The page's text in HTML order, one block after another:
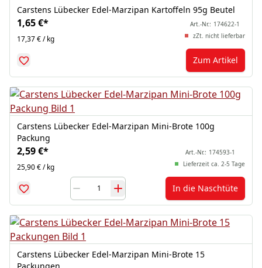
Carstens Lübecker Edel-Marzipan Kartoffeln 95g Beutel
1,65 €*
17,37 € / kg
Art.-Nr.: 174622-1
zZt. nicht lieferbar
Zum Artikel
Carstens Lübecker Edel-Marzipan Mini-Brote 100g
Packung
2,59 €*
25,90 € / kg
Art.-Nr.: 174593-1
Lieferzeit ca. 2-5 Tage
In die Naschtüte
Carstens Lübecker Edel-Marzipan Mini-Brote 15